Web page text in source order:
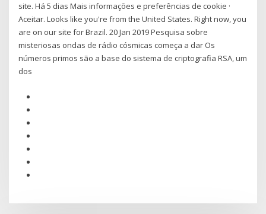
site. Há 5 dias Mais informações e preferências de cookie ·
Aceitar. Looks like you're from the United States. Right now, you
are on our site for Brazil. 20 Jan 2019 Pesquisa sobre
misteriosas ondas de rádio cósmicas começa a dar Os
números primos são a base do sistema de criptografia RSA, um
dos